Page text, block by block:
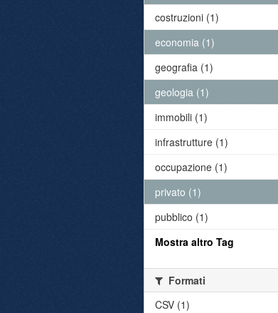
costruzioni (1)
economia (1)
geografia (1)
geologia (1)
immobili (1)
infrastrutture (1)
occupazione (1)
privato (1)
pubblico (1)
Mostra altro Tag
Formati
CSV (1)